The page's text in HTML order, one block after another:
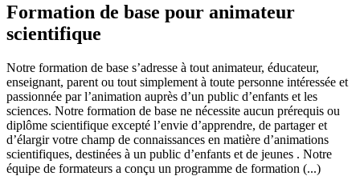
Formation de base pour animateur
scientifique
Notre formation de base s’adresse à tout animateur, éducateur,
enseignant, parent ou tout simplement à toute personne intéressée et
passionnée par l’animation auprès d’un public d’enfants et les
sciences. Notre formation de base ne nécessite aucun prérequis ou
diplôme scientifique excepté l’envie d’apprendre, de partager et
d’élargir votre champ de connaissances en matière d’animations
scientifiques, destinées à un public d’enfants et de jeunes . Notre
équipe de formateurs a conçu un programme de formation (...)